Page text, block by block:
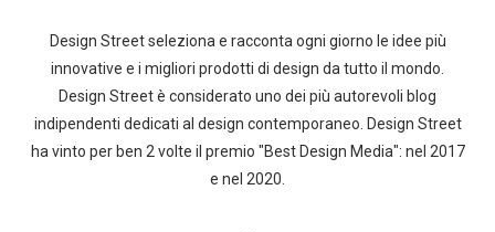
Design Street seleziona e racconta ogni giorno le idee più
innovative e i migliori prodotti di design da tutto il mondo.
Design Street è considerato uno dei più autorevoli blog
indipendenti dedicati al design contemporaneo. Design Street
ha vinto per ben 2 volte il premio "Best Design Media": nel 2017
e nel 2020.